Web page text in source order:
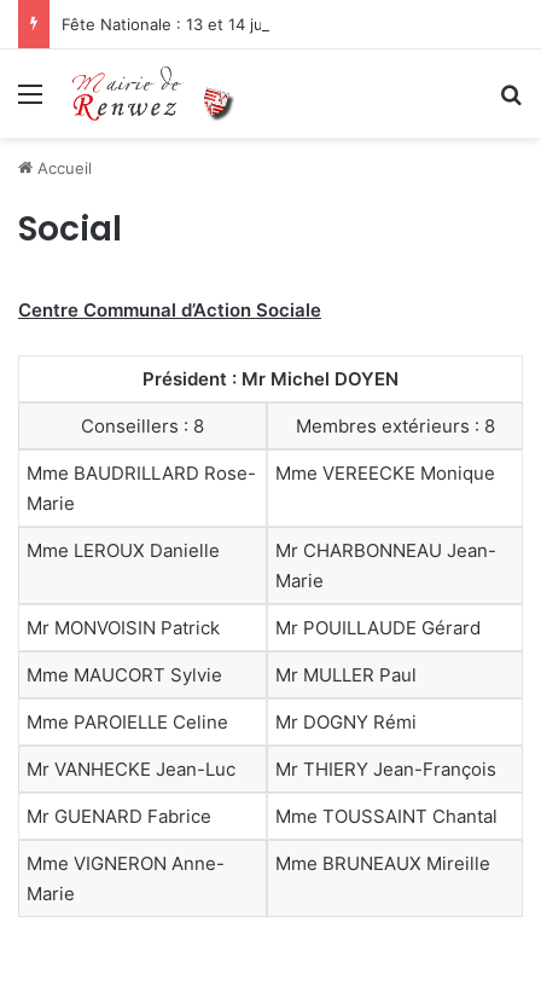
Fête Nationale : 13 et 14 juillet 2026
Menu
Accueil
Social
Centre Communal d’Action Sociale
Président : Mr Michel DOYEN
Conseillers : 8 Membres extérieurs : 8
Mme BAUDRILLARD Rose-
Marie
Mme VEREECKE Monique
Mme LEROUX Danielle
Mr CHARBONNEAU Jean-
Marie
Mr MONVOISIN Patrick Mr POUILLAUDE Gérard
Mme MAUCORT Sylvie Mr MULLER Paul
Mme PAROIELLE Celine Mr DOGNY Rémi
Mr VANHECKE Jean-Luc Mr THIERY Jean-François
Mr GUENARD Fabrice Mme TOUSSAINT Chantal
Mme VIGNERON Anne-
Marie
Mme BRUNEAUX Mireille